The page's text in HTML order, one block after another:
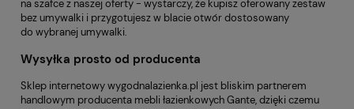
na szafce z naszej oferty - wystarczy, że kupisz oferowany zestaw
bez umywalki i przygotujesz w blacie otwór dostosowany
do wybranej umywalki.
Wysyłka prosto od producenta
Sklep internetowywygodnalazienka.pl jest bliskim partnerem
handlowym producenta mebli łazienkowych Gante, dzięki czemu